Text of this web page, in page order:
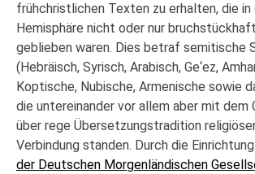
frühchristlichen Texten zu erhalten, die
Hemisphäre nicht oder nur
geblieben waren. Dies betraf semitische
(Hebräisch, Syrisch, Arabisch, Ge‘ez,
Koptische, Nubische, Armenische sowie
die untereinander vor allem aber mit dem
über rege Übersetzungstradition
Verbindung standen. Durch die
der Deutschen Morgenländischen